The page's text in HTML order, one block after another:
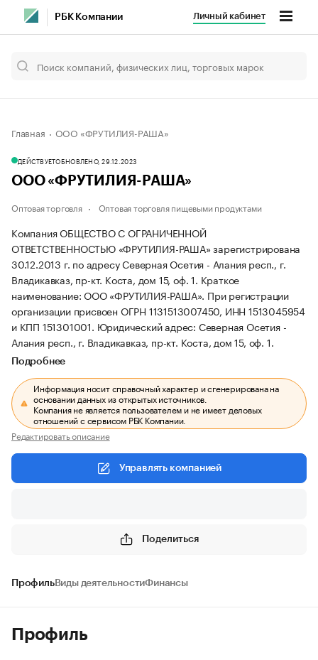
РБК Компании Личный кабинет
Главная ООО «ФРУТИЛИЯ-РАША»
ДЕЙСТВУЕТОБНОВЛЕНО, 29.12.2023
ООО «ФРУТИЛИЯ-РАША»
Оптовая торговля Оптовая торговля пищевыми продуктами
Компания ОБЩЕСТВО С ОГРАНИЧЕННОЙ
ОТВЕТСТВЕННОСТЬЮ «ФРУТИЛИЯ-РАША» зарегистрирована
30.12.2013 г. по адресу Северная Осетия - Алания респ., г.
Владикавказ, пр-кт. Коста, дом 15, оф. 1. Краткое
наименование: ООО «ФРУТИЛИЯ-РАША». При регистрации
организации присвоен ОГРН 1131513007450, ИНН 1513045954
и КПП 151301001. Юридический адрес: Северная Осетия -
Алания респ., г. Владикавказ, пр-кт. Коста, дом 15, оф. 1.
Подробнее
Информация носит справочный характер и сгенерирована на
основании данных из открытых источников.
Компания не является пользователем и не имеет деловых
отношений с сервисом РБК Компании.
Редактировать описание
Управлять компанией
Поделиться
ПрофильВиды деятельностиФинансы
Профиль